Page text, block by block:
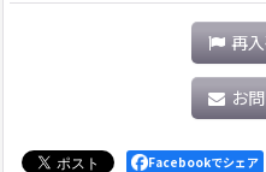
再
お
Facebookでシェア